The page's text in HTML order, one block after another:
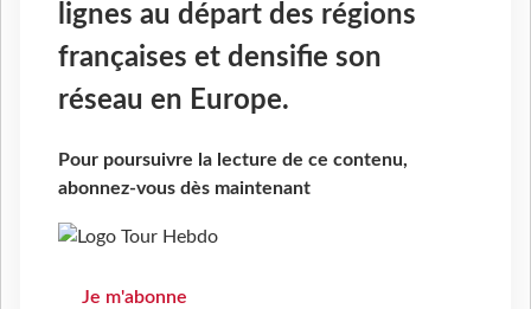
lignes au départ des régions
françaises et densifie son
réseau en Europe.
Pour poursuivre la lecture de ce contenu,
abonnez-vous dès maintenant
Je m'abonne